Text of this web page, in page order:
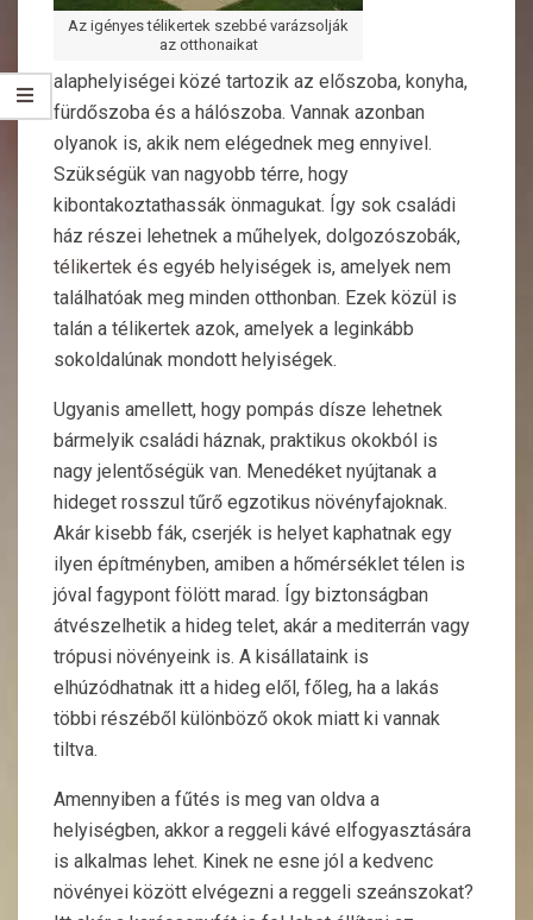
Az igényes télikertek szebbé varázsolják
az otthonaikat
alaphelyiségei közé tartozik az előszoba, konyha,
fürdőszoba és a hálószoba. Vannak azonban
olyanok is, akik nem elégednek meg ennyivel.
Szükségük van nagyobb térre, hogy
kibontakoztathassák önmagukat. Így sok családi
ház részei lehetnek a műhelyek, dolgozószobák,
télikertek és egyéb helyiségek is, amelyek nem
találhatóak meg minden otthonban. Ezek közül is
talán a télikertek azok, amelyek a leginkább
sokoldalúnak mondott helyiségek.
Ugyanis amellett, hogy pompás dísze lehetnek
bármelyik családi háznak, praktikus okokból is
nagy jelentőségük van. Menedéket nyújtanak a
hideget rosszul tűrő egzotikus növényfajoknak.
Akár kisebb fák, cserjék is helyet kaphatnak egy
ilyen építményben, amiben a hőmérséklet télen is
jóval fagypont fölött marad. Így biztonságban
átvészelhetik a hideg telet, akár a mediterrán vagy
trópusi növényeink is. A kisállataink is
elhúzódhatnak itt a hideg elől, főleg, ha a lakás
többi részéből különböző okok miatt ki vannak
tiltva.
Amennyiben a fűtés is meg van oldva a
helyiségben, akkor a reggeli kávé elfogyasztására
is alkalmas lehet. Kinek ne esne jól a kedvenc
növényei között elvégezni a reggeli szeánszokat?